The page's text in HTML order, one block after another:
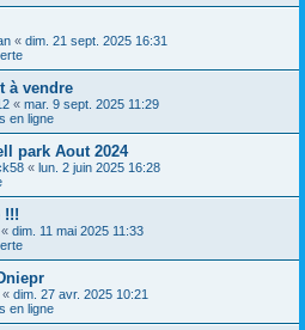
« dim. 21 sept. 2025 16:31
à vendre
« mar. 9 sept. 2025 11:29
en ligne
park Aout 2024
« lun. 2 juin 2025 16:28
!!!
« dim. 11 mai 2025 11:33
« dim. 27 avr. 2025 10:21
en ligne